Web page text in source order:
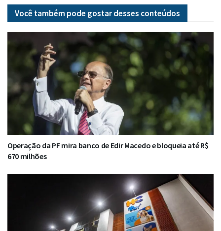
Você também pode gostar desses conteúdos
Operação da PF mira banco de Edir Macedo e bloqueia até R$
670 milhões